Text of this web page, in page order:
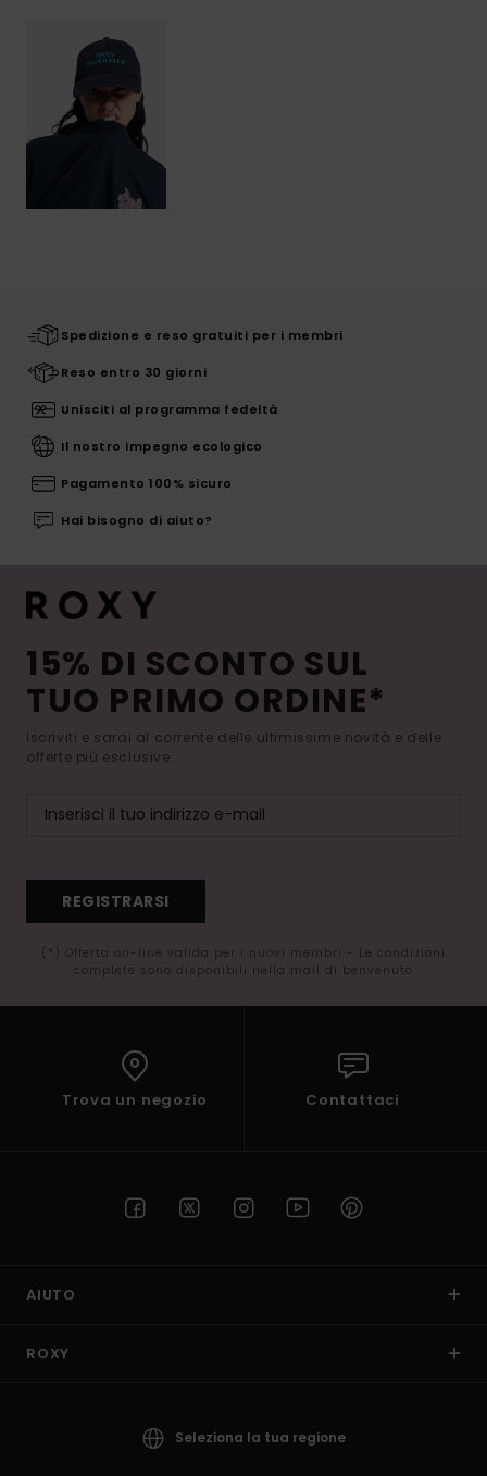
Spedizione e reso gratuiti per i membri
Reso entro 30 giorni
Unisciti al programma fedeltà
Il nostro impegno ecologico
Pagamento 100% sicuro
Hai bisogno di aiuto?
15% DI SCONTO SUL
TUO PRIMO ORDINE*
Iscriviti e sarai al corrente delle ultimissime novità e delle
offerte più esclusive.
REGISTRARSI
(*) Offerta on-line valida per i nuovi membri - Le condizioni
complete sono disponibili nella mail di benvenuto
Trova un negozio Contattaci
AIUTO
ROXY
Seleziona la tua regione